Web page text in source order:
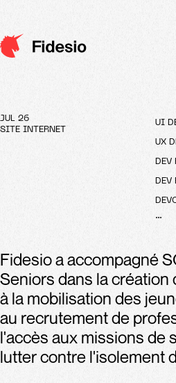
contenu
principal
JUL 26
SITE INTERNET
UI
UX
DEV
DEV
...
Fidesio a accompagné
Seniors dans la création
à la mobilisation des
au recrutement de
l'accès aux missions de
lutter contre l'isolement